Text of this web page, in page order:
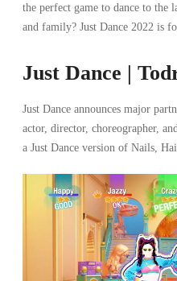
the perfect game to dance to the
and family? Just Dance 2022 is
Just Dance |
Just Dance announces major
actor, director, choreographer,
a Just Dance version of Nails,